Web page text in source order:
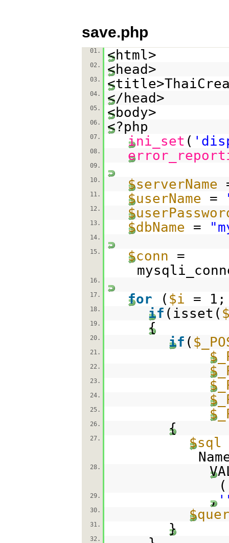
save.php
01. <html>
02. <head>
03.
04. </head>
05. <body>
06. <?php
07. ini_set (
08.
09.
10.
$serverName
11. $userName =
12.
13. $dbName =
14.
15.
$conn
=
16.
17.
for ( $i =
18. if (isset(
19. {
20. if (
21.
22.
23.
24.
25.
26. {
27.
$sql
28.
(
29. ,
30.
31. }
32.